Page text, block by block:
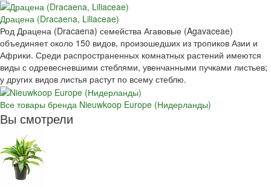
Драцена (Dracaena, Liliaceae)
Род Драцена (Dracaena) семейства Агавовые (Agavaceae)
объединяет около 150 видов, произошедших из тропиков Азии и
Африки. Среди распространенных комнатных растений имеются
виды с одревесневшими стеблями, увенчанными пучками листьев;
у других видов листья растут по всему стеблю.
Все товары бренда Nieuwkoop Europe (Нидерланды)
Вы смотрели